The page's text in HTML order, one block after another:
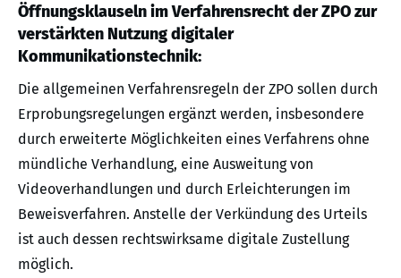
Öffnungsklauseln im Verfahrensrecht der ZPO zur
verstärkten Nutzung digitaler
Kommunikationstechnik:
Die allgemeinen Verfahrensregeln der ZPO sollen durch
Erprobungsregelungen ergänzt werden, insbesondere
durch erweiterte Möglichkeiten eines Verfahrens ohne
mündliche Verhandlung, eine Ausweitung von
Videoverhandlungen und durch Erleichterungen im
Beweisverfahren. Anstelle der Verkündung des Urteils
ist auch dessen rechtswirksame digitale Zustellung
möglich.